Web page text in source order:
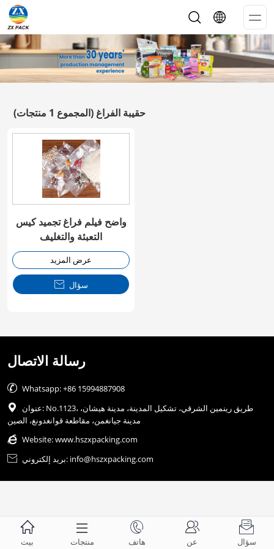
حقيبة الفراغ (المجموع 1 منتجات)
واضح فيلم فراغ تجميد كيس
التعبئة والتغليف
عرض المزيد
 سؤال
رسالة الاتصال
 Whatsapp: +86 15994887908

عنوان: No.1123، طريق رينمين الشرقي، تشكيل المدينة، مدينة هيشان،
مدينة جيانغمن، مقاطعة قوانغدونغ، الصين
 Website:www.hszxpacking.com
 بريد إلكتروني: info@hszxpacking.com

بيت

منتجات

هاتف

عن

سؤال